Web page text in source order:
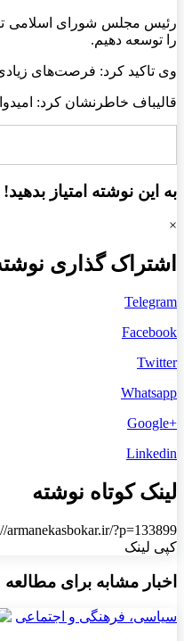
رئیس مجلس شورای اسلامی
را توسعه دهیم.
وی تاکید کرد: فرصت‌های
قالیباف خاطرنشان کرد:
به این نوشته امتیاز بدهید!
×
اشتراک گذاری
Telegram
Facebook
Twitter
Whatsapp
+Google
Linkedin
لینک کوتاه نوشته
armanekasbokar.ir/?p=133899
کپی لینک
اخبار مشابه برای مطالعه
سیاسی، فرهنگی و اجتماعی